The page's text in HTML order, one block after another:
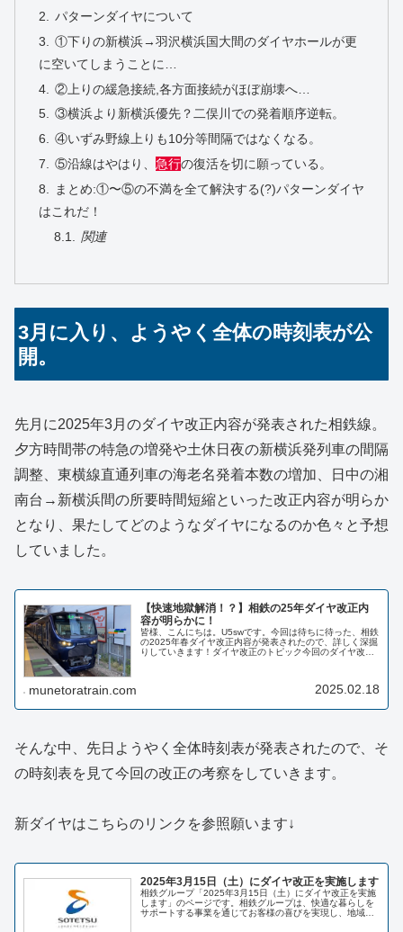
パターンダイヤについて
①下りの新横浜→羽沢横浜国大間のダイヤホールが更
に空いてしまうことに…
②上りの緩急接続,各方面接続がほぼ崩壊へ…
③横浜より新横浜優先？二俣川での発着順序逆転。
④いずみ野線上りも10分等間隔ではなくなる。
⑤沿線はやはり、 急行の復活を切に願っている。
まとめ:①〜⑤の不満を全て解決する(?)パターンダイヤ
はこれだ！
関連
3月に入り、ようやく全体の時刻表が公
開。
先月に2025年3月のダイヤ改正内容が発表された相鉄線。
夕方時間帯の特急の増発や土休日夜の新横浜発列車の間隔
調整、東横線直通列車の海老名発着本数の増加、日中の湘
南台→新横浜間の所要時間短縮といった改正内容が明らか
となり、果たしてどのようなダイヤになるのか色々と予想
していました。
【快速地獄解消！？】相鉄の25年ダイヤ改正内
容が明らかに！
皆様、こんにちは。U5swです。今回は待ちに待った、相鉄
の2025年春ダイヤ改正内容が発表されたので、詳しく深掘
りしていきます！ダイヤ改正のトピック今回のダイヤ改正
munetoratrain.com 2025.02.18
そんな中、先日ようやく全体時刻表が発表されたので、そ
の時刻表を見て今回の改正の考察をしていきます。
新ダイヤはこちらのリンクを参照願います↓
2025年3月15日（土）にダイヤ改正を実施します
相鉄グループ「2025年3月15日（土）にダイヤ改正を実施
します」のページです。相鉄グループは、快適な暮らしを
サポートする事業を通じてお客様の喜びを実現し、地域社